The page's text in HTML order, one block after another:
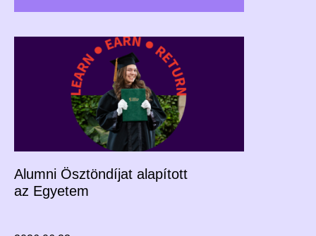
meg. Simon Zsófi a Corvinus
továbbképzésén szerzett
képesítést, tapasztalatairól
Alumni Ösztöndíjat alapított
az Egyetem